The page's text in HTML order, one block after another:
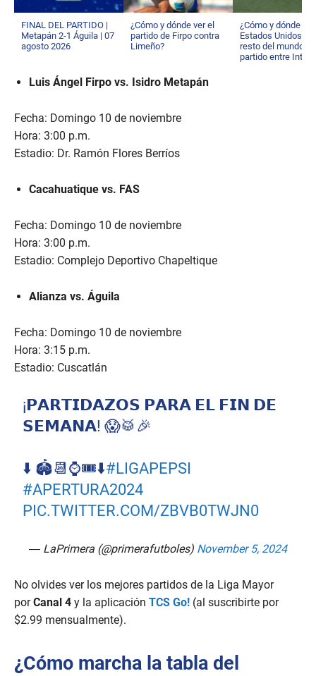
FINAL DEL PARTIDO |
Metapán 2-1 Águila | 07
agosto 2026
¿Cómo y dónde ver el
partido de Firpo contra
Limeño?
¿Cómo y dónde
Estados Unidos y
resto del mundo el
partido entre Inter
Luis Ángel Firpo vs. Isidro Metapán
Fecha: Domingo 10 de noviembre
Hora: 3:00 p.m.
Estadio: Dr. Ramón Flores Berríos
Cacahuatique vs. FAS
Fecha: Domingo 10 de noviembre
Hora: 3:00 p.m.
Estadio: Complejo Deportivo Chapeltique
Alianza vs. Águila
Fecha: Domingo 10 de noviembre
Hora: 3:15 p.m.
Estadio: Cuscatlán
¡𝗣𝗔𝗥𝗧𝗜𝗗𝗔𝗭𝗢𝗦 𝗣𝗔𝗥𝗔 𝗘𝗟 𝗙𝗜𝗡 𝗗𝗘
𝗦𝗘𝗠𝗔𝗡𝗔! 😱🥁🎉
⬇️ 🏟📆⌚🎟⬇️#LIGAPEPSI
#APERTURA2024
PIC.TWITTER.COM/ZBVB0TWJN0
— LaPrimera (@primerafutboles) November 5, 2024
No olvides ver los mejores partidos de la Liga Mayor
porCanal 4 y la aplicación TCS Go! (al suscribirte por
$2.99 mensualmente).
¿Cómo marcha la tabla del